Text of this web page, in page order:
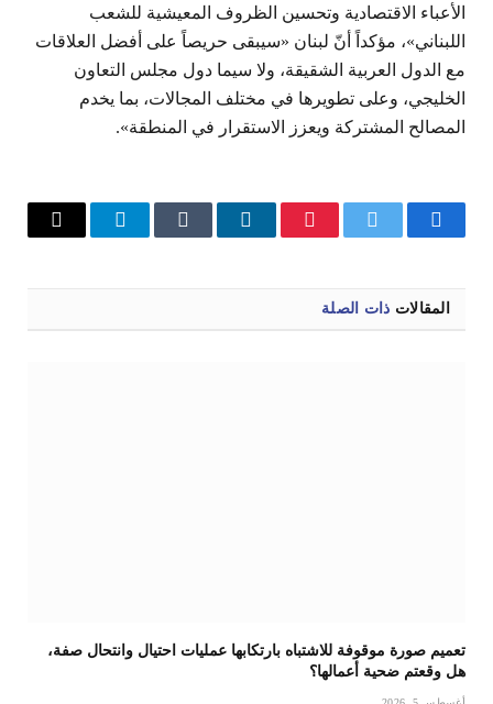
الأعباء الاقتصادية وتحسين الظروف المعيشية للشعب
اللبناني»، مؤكداً أنّ لبنان «سيبقى حريصاً على أفضل العلاقات
مع الدول العربية الشقيقة، ولا سيما دول مجلس التعاون
الخليجي، وعلى تطويرها في مختلف المجالات، بما يخدم
المصالح المشتركة ويعزز الاستقرار في المنطقة».
فيسبوكتويتر بينتيريستلينكدإن Tumblr تيلقرام البريد
المقالات ذات الصلة
تعميم صورة موقوفة للاشتباه بارتكابها عمليات احتيال وانتحال صفة،
هل وقعتم ضحية أعمالها؟